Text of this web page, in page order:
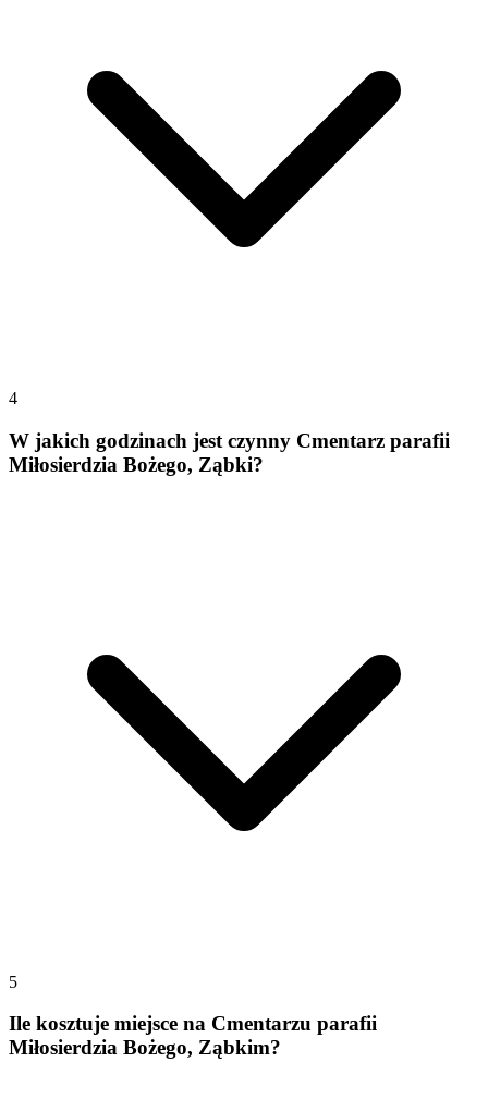
4
W jakich godzinach jest czynny Cmentarz parafii
Miłosierdzia Bożego, Ząbki?
5
Ile kosztuje miejsce na Cmentarzu parafii
Miłosierdzia Bożego, Ząbkim?